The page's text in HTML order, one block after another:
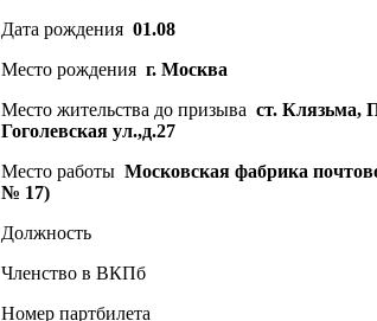
Дата рождения 01.08
Место рождения г. Москва
Место жительства до призыва ст. Клязьма,
Гоголевская ул.,д.27
Место работы Московская фабрика
№ 17)
Должность
Членство в ВКПб
Номер партбилета